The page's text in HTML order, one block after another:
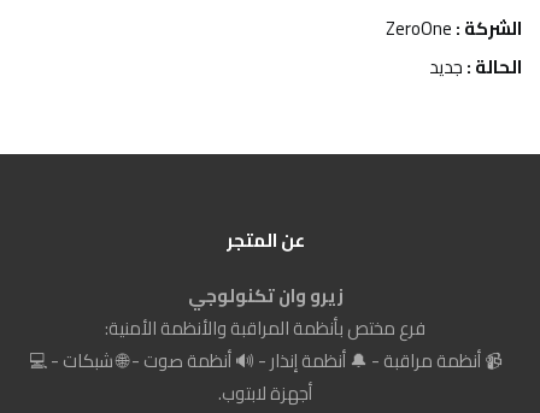
الشركة :ZeroOne
الحالة :جديد
عن المتجر
زيرو وان تكنولوجي
فرع مختص بأنظمة المراقبة والأنظمة الأمنية:
📹 أنظمة مراقبة - 🔔 أنظمة إنذار - 🔊 أنظمة صوت - 🌐 شبكات - 💻
أجهزة لابتوب.